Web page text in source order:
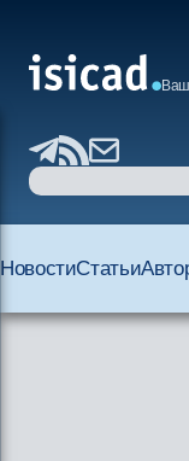
НовостиСтатьи